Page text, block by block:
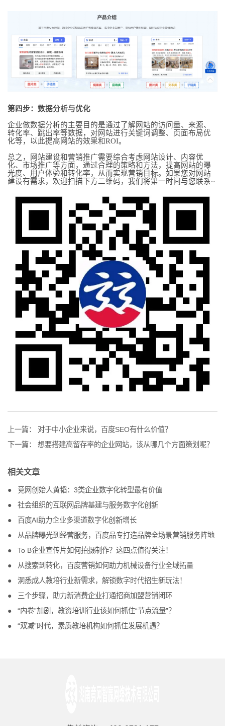
第四步：数据分析与优化
企业做数据分析的主要目的是通过了解网站的访问量、来源、
转化率、跳出率等数据，对网站进行关键词调整、页面布局优
化等，以此提高网站的效果和ROI。
总之，网站建设和营销推广需要综合考虑网站设计、内容优
化、市场推广等方面，通过合理的策略和方法，提高网站的曝
光度、用户体验和转化率，从而实现营销目标。如果您对网站
建设有需求，欢迎扫描下方二维码，我们将第一时间与您联系~
上一篇：
对于中小企业来说，百度SEO有什么价值？
下一篇：
想要搭建高留存率的企业网站，该从哪几个方面策划呢？
相关文章
竞网创始人黄韬：3类企业数字化转型最有价值
社会组织的互联网品牌基建与服务数字化创新
百度AI助力企业多渠道数字化创新增长
从品牌曝光到经营服务，百度品专打造品牌全场景营销服务阵地
To B企业宣传片如何拍摄制作？这四点值得关注！
从搜索到转化，百度营销如何助力机械设备行业全域拓量
洞悉成人教培行业新需求，解锁数字时代招生新玩法！
三个步骤，助力新消费企业打通招商加盟营销闭环
“内卷”加剧，教资培训行业该如何抓住“节点流量”？
“双减”时代，素质教培机构如何抓住发展机遇？